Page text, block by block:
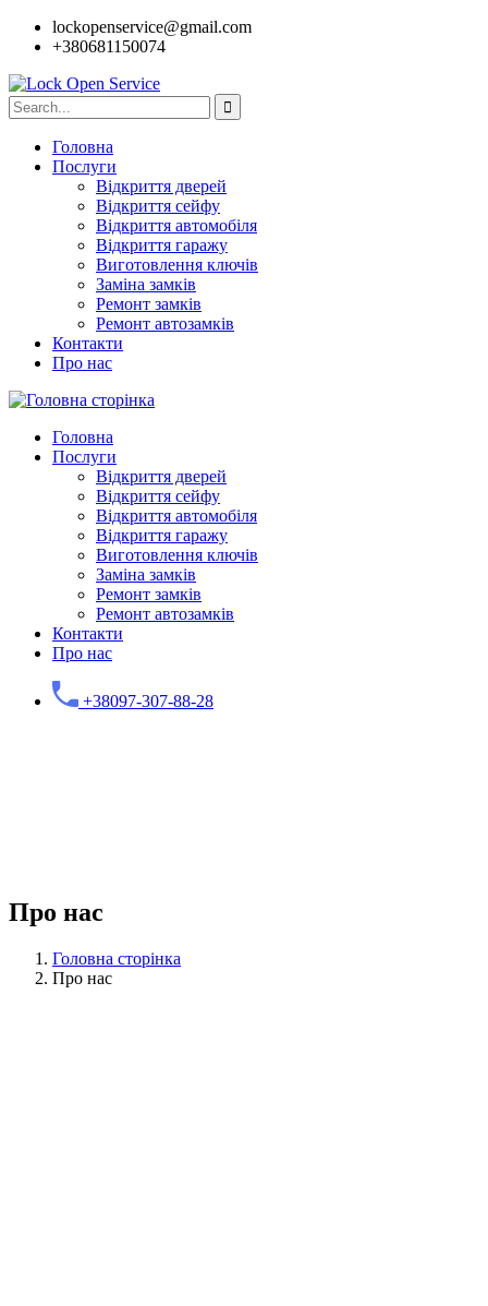
lockopenservice@gmail.com
+380681150074
Головна
Послуги
Відкриття дверей
Відкриття сейфу
Відкриття автомобіля
Відкриття гаражу
Виготовлення ключів
Заміна замків
Ремонт замків
Ремонт автозамків
Контакти
Про нас
Головна
Послуги
Відкриття дверей
Відкриття сейфу
Відкриття автомобіля
Відкриття гаражу
Виготовлення ключів
Заміна замків
Ремонт замків
Ремонт автозамків
Контакти
Про нас
+38097-307-88-28
Про нас
Головна сторінка
Про нас